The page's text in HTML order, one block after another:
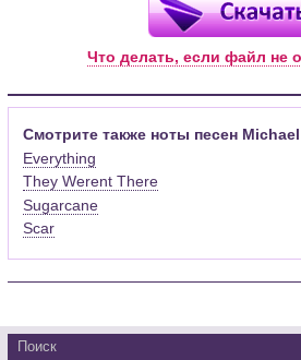
Что делать, если файл не
Смотрите также ноты песен
Everything
They Werent There
Sugarcane
Scar